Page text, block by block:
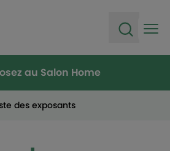
au Salon Home
des exposants